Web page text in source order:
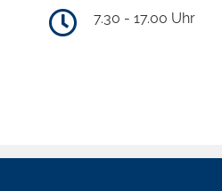
7.30 - 17.00 Uhr